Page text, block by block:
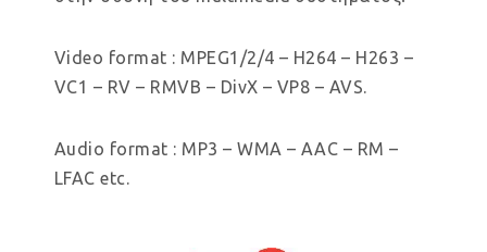
Video format : MPEG1/2/4 – H264 – H263 –
VC1 – RV – RMVB – DivX – VP8 – AVS.
Audio format : MP3 – WMA – AAC – RM –
LFAC etc.